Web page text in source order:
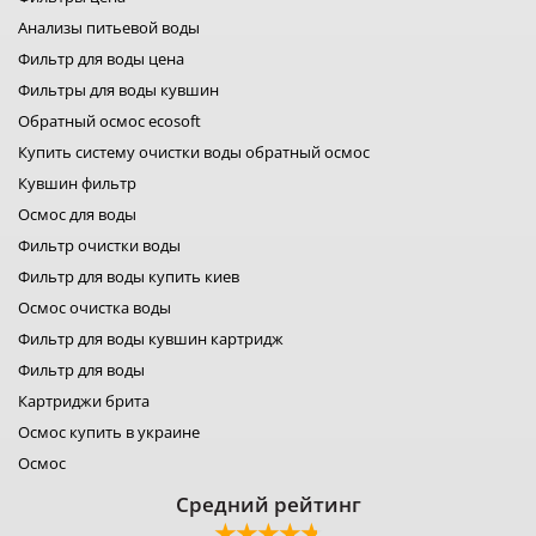
фильтры filter1
лидер фильтр
лидер комфорт
фильтры для воды organic
фильтр для воды platinum wasser
фильтры raifil
ustm картридж
гейзер фильтр для воды
фильтр роса
фильтры свод
фильтр для воды
фильтры аквафильтр
аквафор кувшины
Анализы питьевой воды
Фильтр для воды цена
Фильтры для воды кувшин
Обратный осмос ecosoft
Купить систему очистки воды обратный осмос
Кувшин фильтр
Осмос для воды
Фильтр очистки воды
Фильтр для воды купить киев
Осмос очистка воды
Фильтр для воды кувшин картридж
Фильтр для воды
Картриджи брита
Осмос купить в украине
Осмос
Средний рейтинг